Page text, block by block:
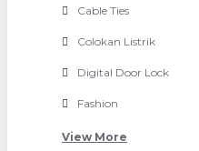
Cable Ties
Colokan Listrik
Digital Door Lock
Fashion
View More